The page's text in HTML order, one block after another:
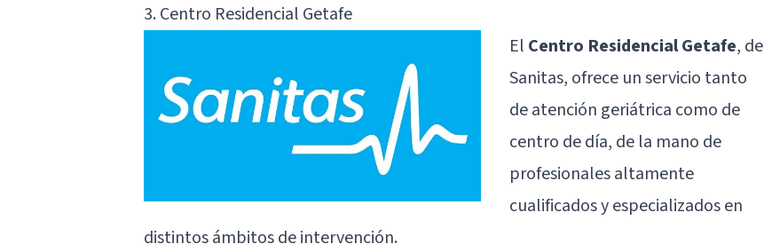
3. Centro Residencial Getafe
El Centro Residencial Getafe, de
Sanitas, ofrece un servicio tanto
de atención geriátrica como de
centro de día, de la mano de
profesionales altamente
cualificados y especializados en
distintos ámbitos de intervención.